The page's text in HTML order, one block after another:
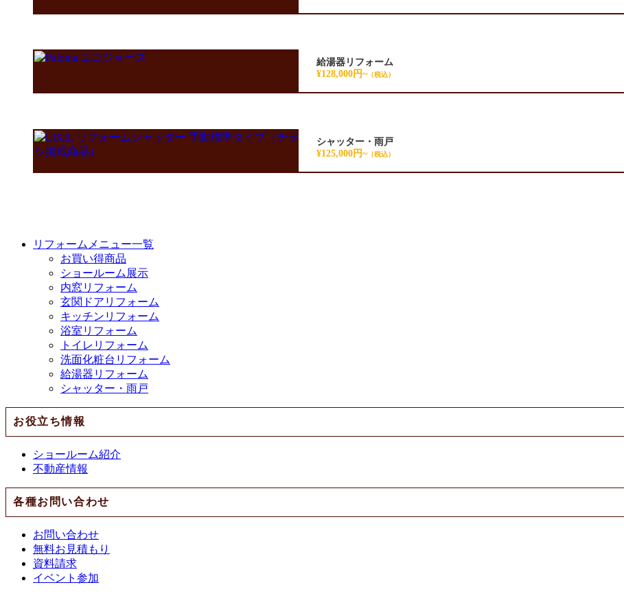
給湯器リフォーム
¥128,000円~（税込）
シャッター・雨戸
¥125,000円~（税込）
リフォームメニュー一覧
お買い得商品
ショールーム展示
内窓リフォーム
玄関ドアリフォーム
キッチンリフォーム
浴室リフォーム
トイレリフォーム
洗面化粧台リフォーム
給湯器リフォーム
シャッター・雨戸
お役立ち情報
ショールーム紹介
不動産情報
各種お問い合わせ
お問い合わせ
無料お見積もり
資料請求
イベント参加